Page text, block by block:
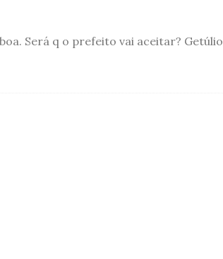
Será q o prefeito vai aceitar? Getúlio